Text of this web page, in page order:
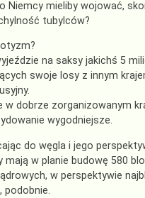
Niemcy mieliby wojować,
tubylców?
na saksy jakichś 5
swoje losy z innym
w dobrze zorganizowanym
wygodniejsze.
do węgla i jego
mają w planie budowę 580
w perspektywie
podobnie.